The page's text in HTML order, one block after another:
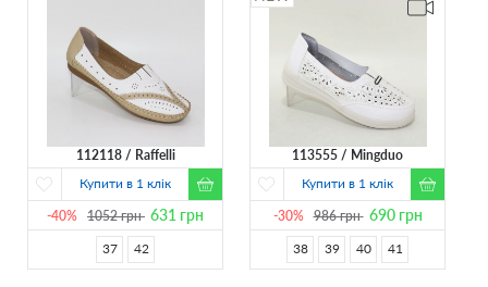
112118
Raffelli
Купити в 1 клік
-40% 1052грн 631 грн
37 42
113555
Mingduo
Купити в 1 клік
-30% 986грн 690грн
38 39 40 41